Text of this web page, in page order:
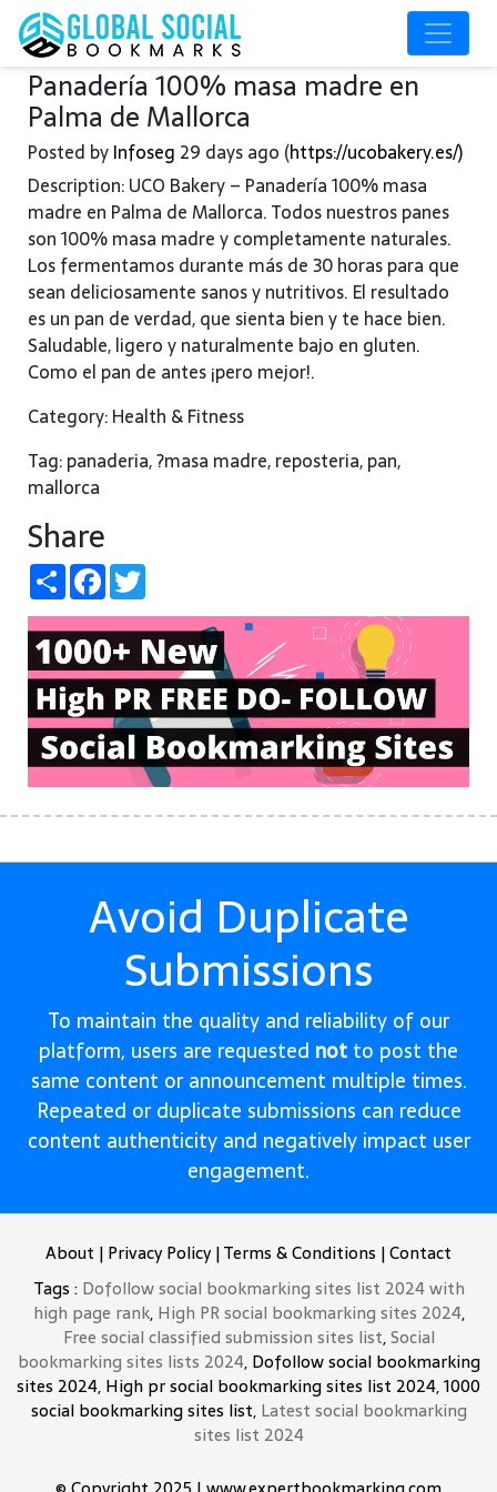
Panadería 100% masa madre en
Palma de Mallorca
Posted byInfoseg 29 days ago (https://ucobakery.es/)
Description: UCO Bakery – Panadería 100% masa
madre en Palma de Mallorca. Todos nuestros panes
son 100% masa madre y completamente naturales.
Los fermentamos durante más de 30 horas para que
sean deliciosamente sanos y nutritivos. El resultado
es un pan de verdad, que sienta bien y te hace bien.
Saludable, ligero y naturalmente bajo en gluten.
Como el pan de antes ¡pero mejor!.
Category: Health & Fitness
Tag: panaderia, ?masa madre, reposteria, pan,
mallorca
Share
ShareFacebook
Avoid Duplicate
Submissions
To maintain the quality and reliability of our
platform, users are requested not to post the
same content or announcement multiple times.
Repeated or duplicate submissions can reduce
content authenticity and negatively impact user
engagement.
About | Privacy Policy|Terms & Conditions |Contact
Tags : Dofollow social bookmarking sites list 2024 with
high page rank, High PR social bookmarking sites 2024,
Free social classified submission sites list,Social
bookmarking sites lists 2024, Dofollow social bookmarking
sites 2024, High pr social bookmarking sites list 2024, 1000
social bookmarking sites list, Latest social bookmarking
sites list 2024